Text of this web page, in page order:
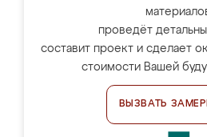
проведёт
составит проект и сделает
стоимости Вашей
ВЫЗВАТЬ